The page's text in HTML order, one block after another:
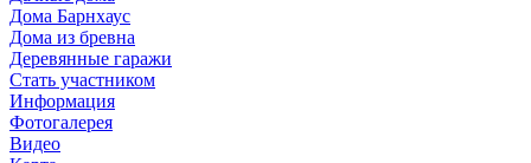
Дома Барнхаус
Дома из бревна
Деревянные гаражи
Стать участником
Информация
Фотогалерея
Видео